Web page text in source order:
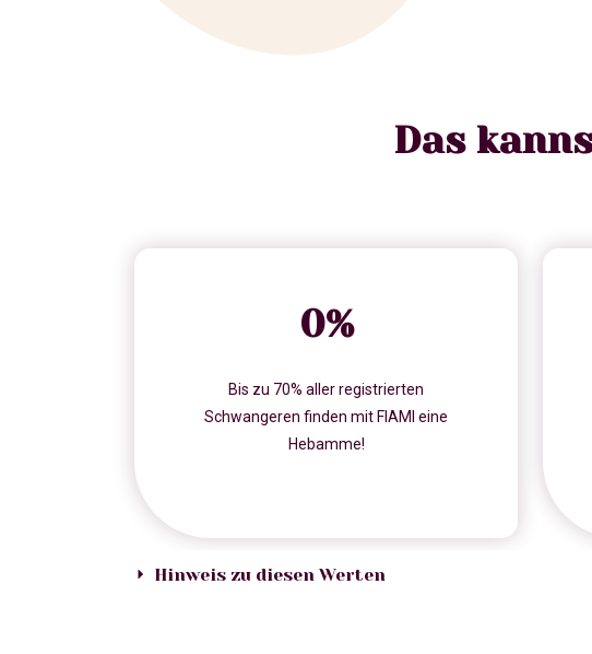
Das
0%
Bis zu 70% aller registrierten
Schwangeren finden mit FIAMI eine
Hebamme!
Hinweis zu diesen Werten